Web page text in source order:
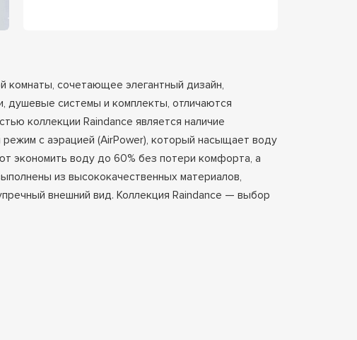
сочетающее элегантный дизайн,
душевые системы и комплекты, отличаются
коллекции Raindance является наличие
с аэрацией (AirPower), который насыщает воду
экономить воду до 60% без потери комфорта, а
из высококачественных материалов,
внешний вид. Коллекция Raindance — выбор